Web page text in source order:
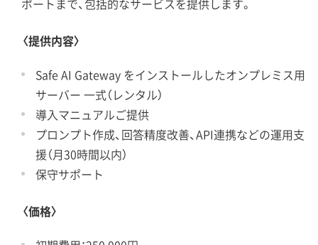
ポートまで、包括的なサービスを提供します。
〈提供内容〉
Safe AI Gateway をインストールしたオンプレミス用
サーバー 一式（レンタル）
導入マニュアルご提供
プロンプト作成、回答精度改善、API連携などの運用支
援（月30時間以内）
保守サポート
〈価格〉